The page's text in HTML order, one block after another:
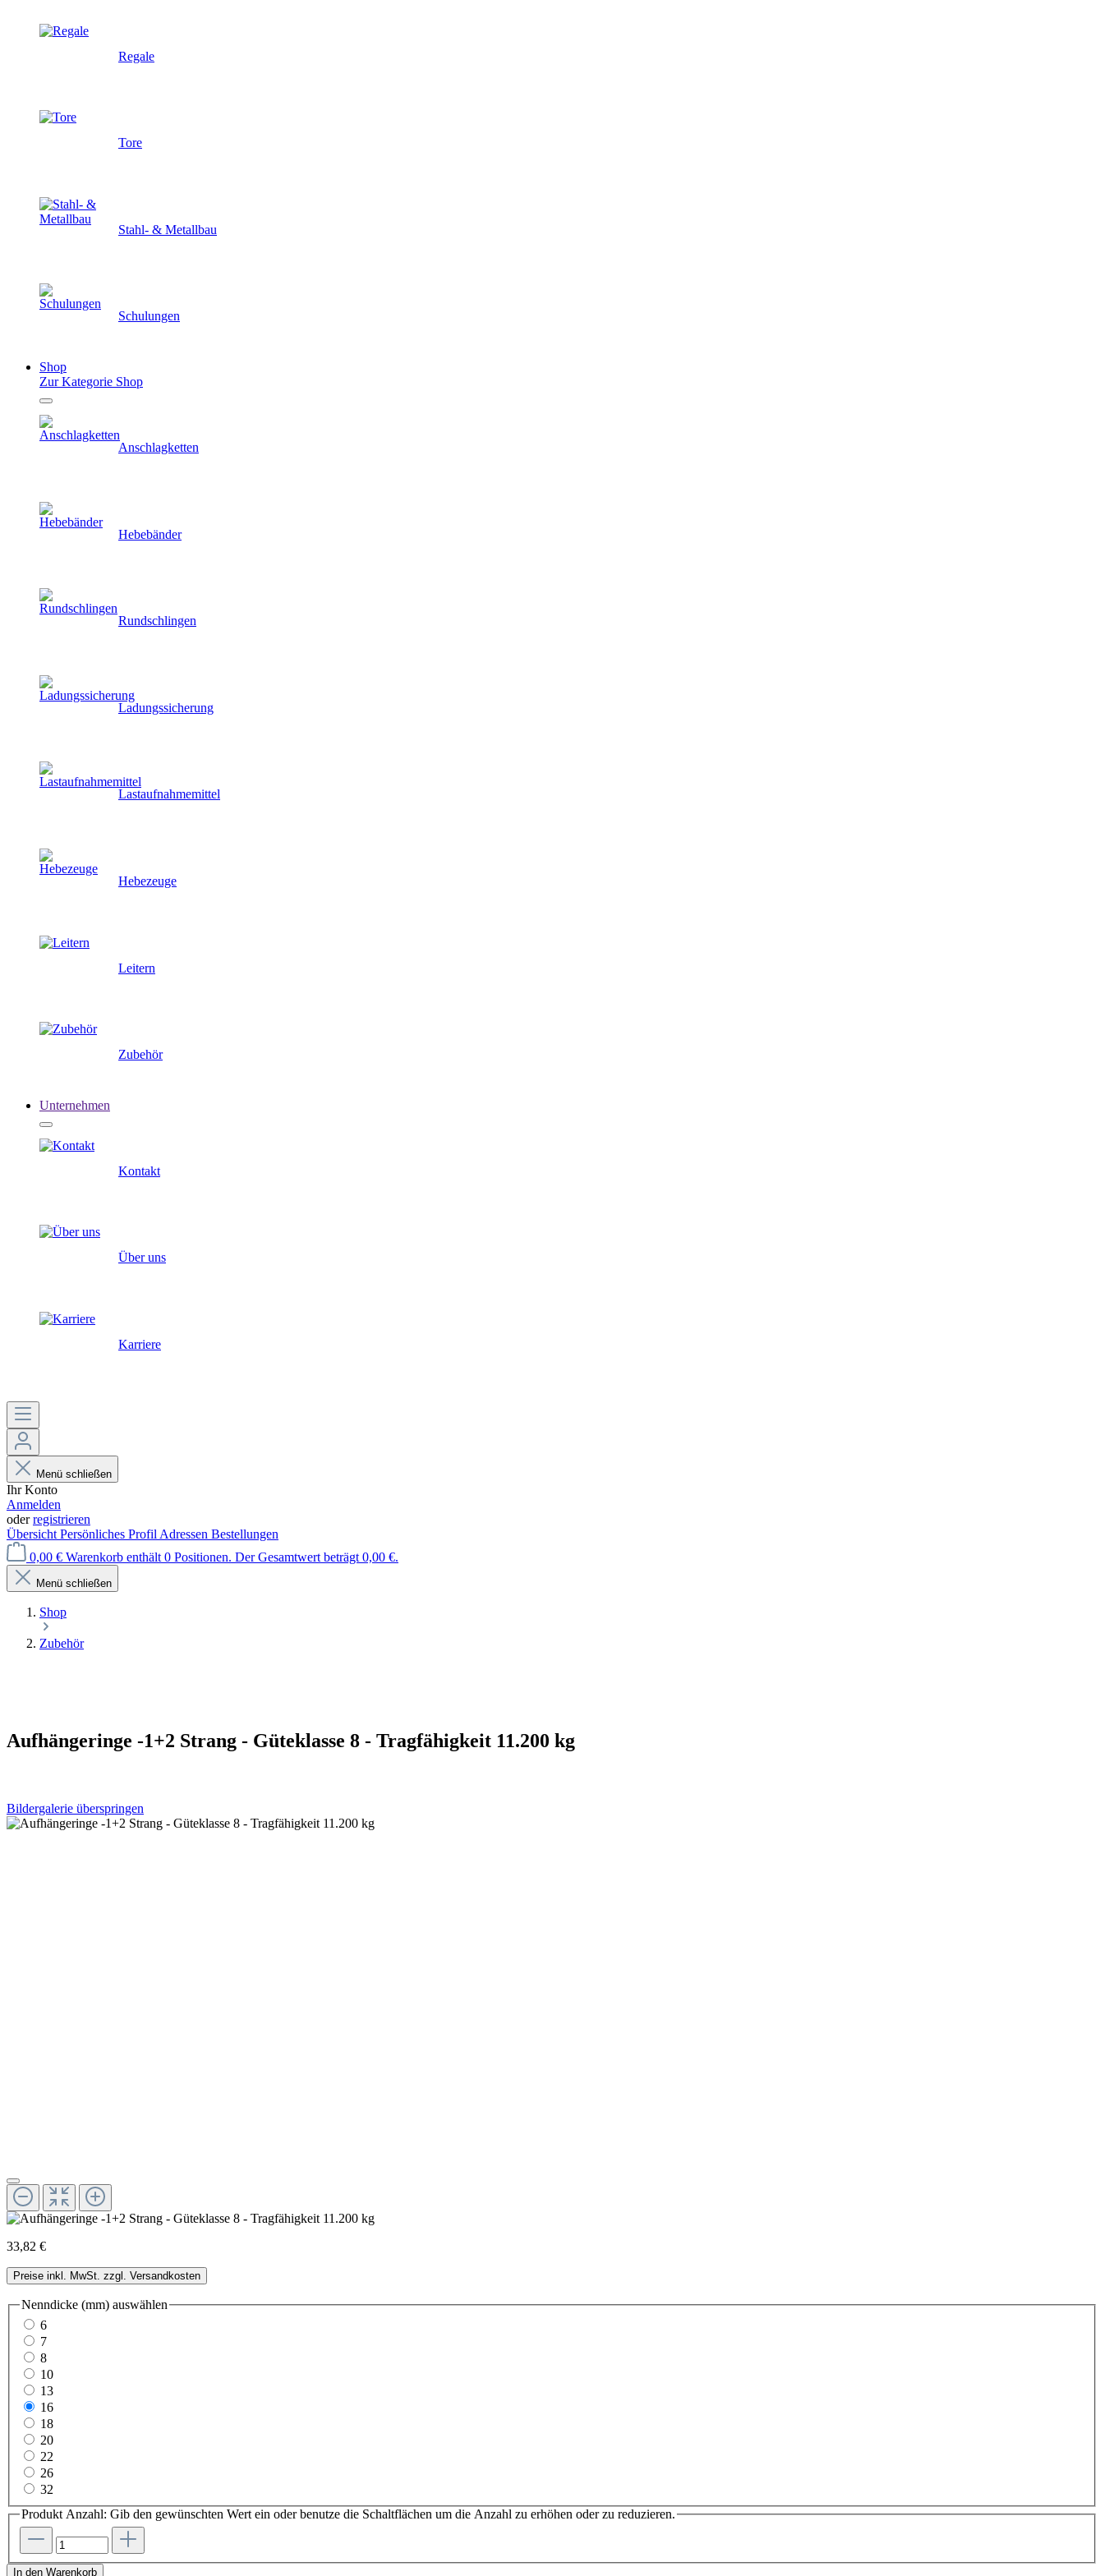
Regale
Tore
Stahl- & Metallbau
Schulungen
Shop
Zur Kategorie Shop
Anschlagketten
Hebebänder
Rundschlingen
Ladungssicherung
Lastaufnahmemittel
Hebezeuge
Leitern
Zubehör
Unternehmen
Kontakt
Über uns
Karriere
Menü schließen
Ihr Konto
Anmelden
oderregistrieren
Übersicht Persönliches Profil Adressen Bestellungen
0,00 € Warenkorb enthält 0 Positionen. Der Gesamtwert beträgt 0,00 €.
Menü schließen
Shop
Zubehör
Aufhängeringe -1+2 Strang - Güteklasse 8 - Tragfähigkeit 11.200 kg
Bildergalerie überspringen
33,82 €
Preise inkl. MwSt. zzgl. Versandkosten
Nenndicke (mm) auswählen
6
7
8
10
13
16
18
20
22
26
32
Produkt Anzahl: Gib den gewünschten Wert ein oder benutze die Schaltflächen um die Anzahl zu erhöhen oder zu reduzieren.
In den Warenkorb